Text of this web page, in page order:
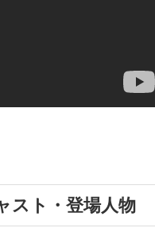
スト・登場人物